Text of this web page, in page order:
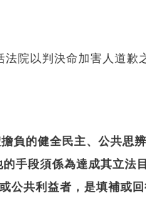
院以判決命加害人道歉
負的健全民主、公共思
手段須係為達成其立法
公共利益者，是填補或